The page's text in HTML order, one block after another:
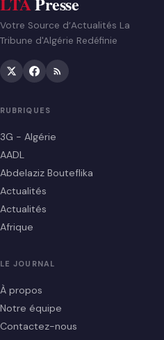
Votre Source d’Actualités La
Tribune d'Algérie Redéfinie
RUBRIQUES
3G - Algérie
AADL
Abdelaziz Bouteflika
Actualités
Actualités
Afrique
LE JOURNAL
À propos
Notre équipe
Contactez-nous